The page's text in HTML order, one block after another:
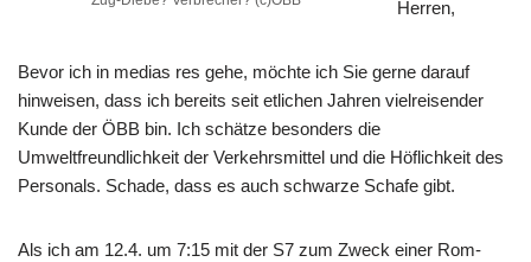
Herren,
Bevor ich in medias res gehe, möchte ich Sie gerne darauf
hinweisen, dass ich bereits seit etlichen Jahren vielreisender
Kunde der ÖBB bin. Ich schätze besonders die
Umweltfreundlichkeit der Verkehrsmittel und die Höflichkeit des
Personals. Schade, dass es auch schwarze Schafe gibt.
Als ich am 12.4. um 7:15 mit der S7 zum Zweck einer Rom-